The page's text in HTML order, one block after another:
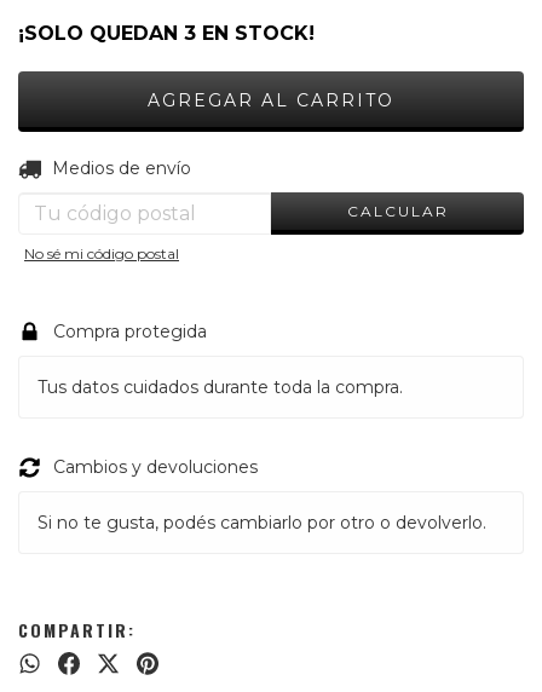
¡SOLO QUEDAN 3 EN STOCK!
Entregas para el CP:
Medios de envío
CALCULAR
No sé mi código postal
Compra protegida
Tus datos cuidados durante toda la compra.
Cambios y devoluciones
Si no te gusta, podés cambiarlo por otro o devolverlo.
COMPARTIR: